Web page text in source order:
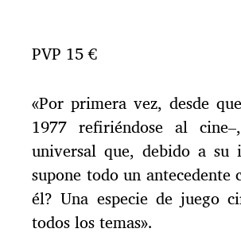
d
a
e
n
t
r
a
d
a
PVP 15 €
«Por primera vez, desde
1977 refiriéndose al
universal que, debido a su
supone todo un
él? Una especie de juego
todos los temas».